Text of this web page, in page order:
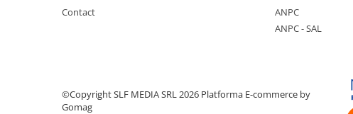
Accesorii Trofee
Contact
ANPC
ANPC - SAL
©Copyright SLF MEDIA SRL 2026 Platforma E-commerce by
Gomag